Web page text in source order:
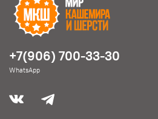
+7(906) 700-33-30
WhatsApp